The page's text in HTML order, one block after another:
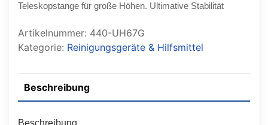
Teleskopstange für große Höhen. Ultimative Stabilität
Artikelnummer: 440-UH67G
Kategorie: Reinigungsgeräte & Hilfsmittel
Beschreibung
Beschreibung